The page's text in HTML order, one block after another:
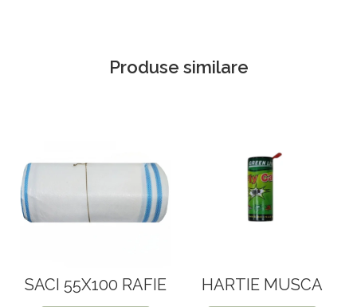
Produse similare
SACI 55X100 RAFIE HARTIE MUSCA